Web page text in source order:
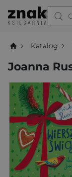
Katalog
Joanna